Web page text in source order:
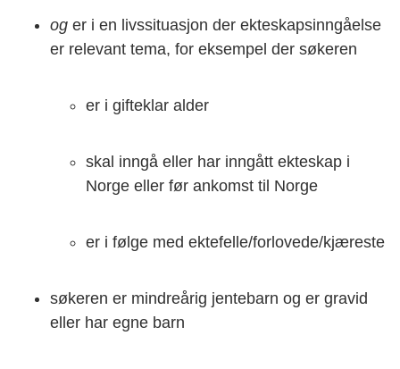
og er i en livssituasjon der ekteskapsinngåelse
er relevant tema, for eksempel der søkeren
er i gifteklar alder
skal inngå eller har inngått ekteskap i
Norge eller før ankomst til Norge
er i følge med ektefelle/forlovede/kjæreste
søkeren er mindreårig jentebarn og er gravid
eller har egne barn